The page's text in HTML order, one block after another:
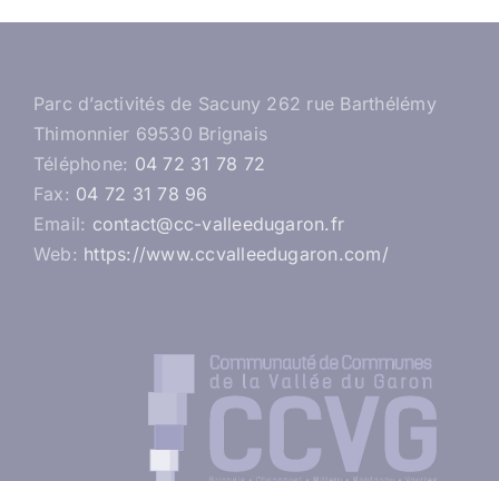
Parc d’activités de Sacuny 262 rue Barthélémy
Thimonnier 69530 Brignais
Téléphone: 04 72 31 78 72
Fax: 04 72 31 78 96
Email: contact@cc-valleedugaron.fr
Web: https://www.ccvalleedugaron.com/